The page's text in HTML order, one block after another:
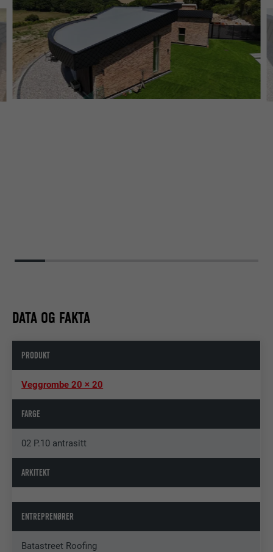
DATA OG FAKTA
PRODUKT
Veggrombe 20 × 20
FARGE
02 P.10 antrasitt
ARKITEKT
ENTREPRENØRER
Batastreet Roofing